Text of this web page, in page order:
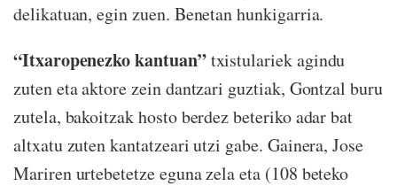
delikatuan, egin zuen. Benetan hunkigarria.
“Itxaropenezko kantuan”txistulariek agindu
zuten eta aktore zein dantzari guztiak, Gontzal buru
zutela, bakoitzak hosto berdez beteriko adar bat
altxatu zuten kantatzeari utzi gabe. Gainera, Jose
Mariren urtebetetze eguna zela eta (108 beteko